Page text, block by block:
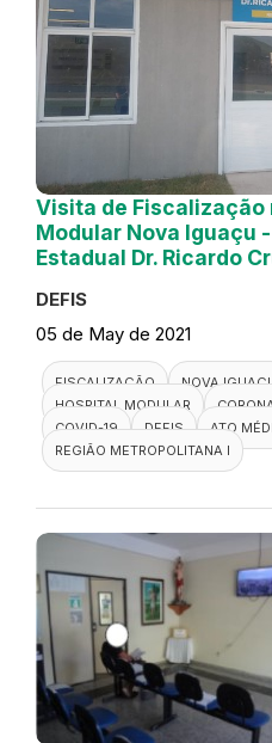
Visita de Fiscalização
Modular Nova Iguaçu
Estadual Dr. Ricardo
DEFIS
05 de May de 2021
FISCALIZAÇÃO
NOVA
HOSPITAL MODULAR
COVID-19
DEFIS
ATO
REGIÃO METROPOLITANA I